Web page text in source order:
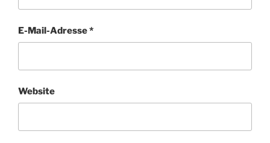
E-Mail-Adresse*
Website